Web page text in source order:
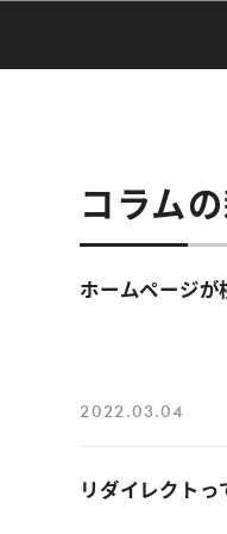
コラム
ホームページ
2022.03.04
リダイレクト